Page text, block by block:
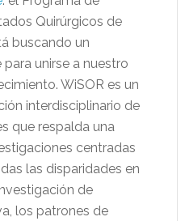
Quirúrgicos de
buscando un
unirse a nuestro
WiSOR es un
interdisciplinario de
que respalda una
centradas
las disparidades en
de
los patrones de